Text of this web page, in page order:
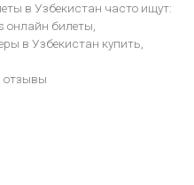
в Узбекистан часто ищут:
онлайн билеты,
в Узбекистан купить,
отзывы